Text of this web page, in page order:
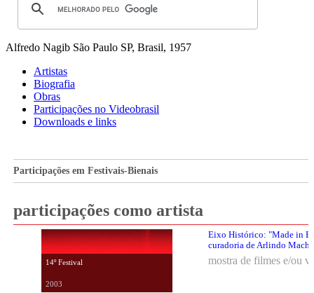
Alfredo Nagib São Paulo SP, Brasil, 1957
Artistas
Biografia
Obras
Participações no Videobrasil
Downloads e links
Participações em Festivais-Bienais
participações como artista
14º Festival
2003
Eixo Histórico: "Made in
curadoria de Arlindo
mostra de filmes e/ou